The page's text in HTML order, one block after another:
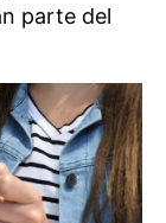
parte del